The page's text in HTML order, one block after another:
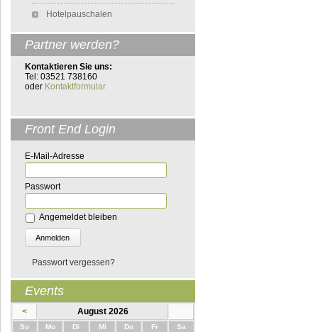
Hotelpauschalen
Partner werden?
Kontaktieren Sie uns:
Tel: 03521 738160
oder Kontaktformular
Front End Login
E-Mail-Adresse
Passwort
Angemeldet bleiben
Passwort vergessen?
Events
< August 2026
SonntagMontag Di enstagMittwochDonnerstag
Freitag Samstag